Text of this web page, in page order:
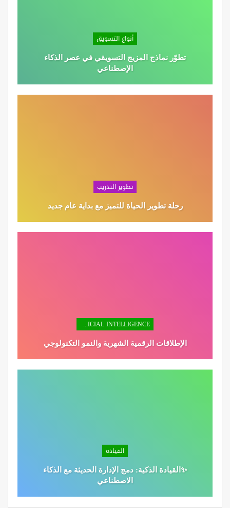
أنواع التسويق
تطوّر نماذج المزيج التسويقي في عصر الذكاء
الإصطناعي
تطوير التدريب
رحلة تطوير الحياة للتميز مع بداية عام جديد
ARTIFICIAL INTELLIGENCE
الإطلاقات الرقمية الشهرية والنمو التكنولوجي
القيادة
✨القيادة الذكية: دمج الإدارة الحديثة مع الذكاء
الاصطناعي